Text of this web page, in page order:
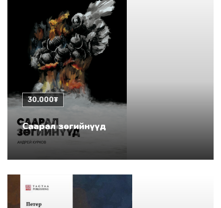
30.000₮
Саарал зөгийнүүд